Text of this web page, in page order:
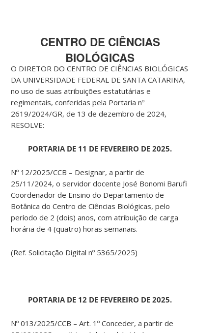
CENTRO DE CIÊNCIAS
BIOLÓGICAS
O DIRETOR DO CENTRO DE CIÊNCIAS BIOLÓGICAS
DA UNIVERSIDADE FEDERAL DE SANTA CATARINA,
no uso de suas atribuições estatutárias e
regimentais, conferidas pela Portaria nº
2619/2024/GR, de 13 de dezembro de 2024,
RESOLVE:
PORTARIA DE 11 DE FEVEREIRO DE 2025.
Nº 12/2025/CCB – Designar, a partir de
25/11/2024, o servidor docente José Bonomi Barufi
Coordenador de Ensino do Departamento de
Botânica do Centro de Ciências Biológicas, pelo
período de 2 (dois) anos, com atribuição de carga
horária de 4 (quatro) horas semanais.
(Ref. Solicitação Digital nº 5365/2025)
PORTARIA DE 12 DE FEVEREIRO DE 2025.
Nº 013/2025/CCB – Art. 1º Conceder, a partir de